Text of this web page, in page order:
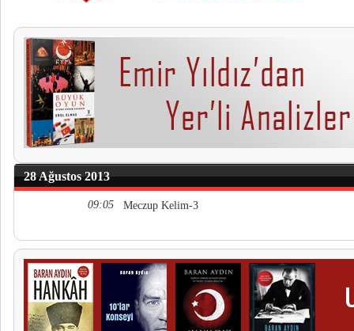
28 Ağustos 2013
09:05 Meczup Kelim-3